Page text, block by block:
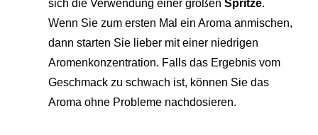
sich die Verwendung einer großen Spritze.
Wenn Sie zum ersten Mal ein Aroma anmischen,
dann starten Sie lieber mit einer niedrigen
Aromenkonzentration. Falls das Ergebnis vom
Geschmack zu schwach ist, können Sie das
Aroma ohne Probleme nachdosieren.